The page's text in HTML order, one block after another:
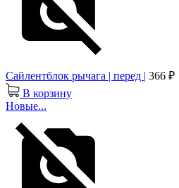
Сайлентблок рычага | перед | 366 ₽
В корзину
Новые...